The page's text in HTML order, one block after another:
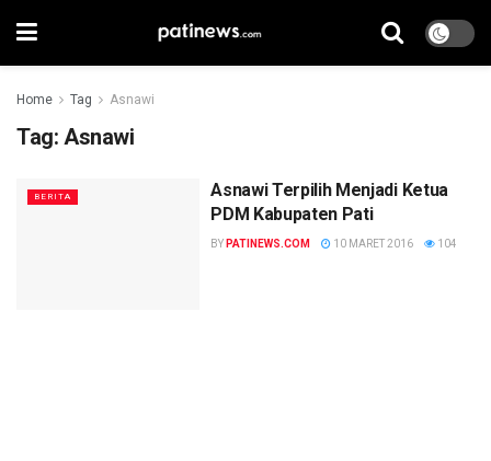
Home Tag Asnawi
Tag: Asnawi
BERITA
Asnawi Terpilih Menjadi Ketua
PDM Kabupaten Pati
BY PATINEWS.COM 10 MARET 2016 104